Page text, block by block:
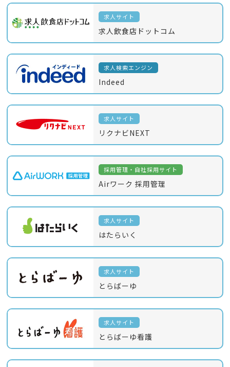
求人サイト
求人飲食店ドットコム
求人検索エンジン
Indeed
求人サイト
リクナビNEXT
採用管理・自社採用サイト
Airワーク 採用管理
求人サイト
はたらいく
求人サイト
とらばーゆ
求人サイト
とらばーゆ看護